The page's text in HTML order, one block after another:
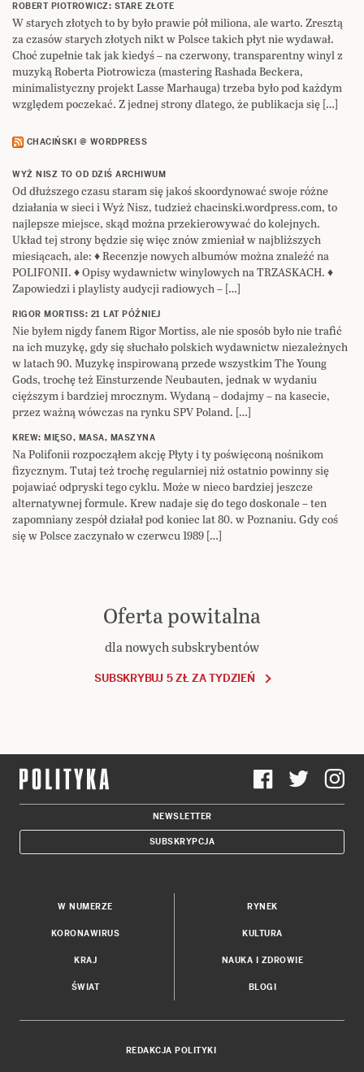
ROBERT PIOTROWICZ: STARE ZŁOTE
W starych złotych to by było prawie pół miliona, ale warto. Zresztą
za czasów starych złotych nikt w Polsce takich płyt nie wydawał.
Choć zupełnie tak jak kiedyś – na czerwony, transparentny winyl z
muzyką Roberta Piotrowicza (mastering Rashada Beckera,
minimalistyczny projekt Lasse Marhauga) trzeba było pod każdym
względem poczekać. Z jednej strony dlatego, że publikacja się […]
CHACIŃSKI @ WORDPRESS
WYŻ NISZ TO OD DZIŚ ARCHIWUM
Od dłuższego czasu staram się jakoś skoordynować swoje różne
działania w sieci i Wyż Nisz, tudzież chacinski.wordpress.com, to
najlepsze miejsce, skąd można przekierowywać do kolejnych.
Układ tej strony będzie się więc znów zmieniał w najbliższych
miesiącach, ale: ♦ Recenzje nowych albumów można znaleźć na
POLIFONII. ♦ Opisy wydawnictw winylowych na TRZASKACH. ♦
Zapowiedzi i playlisty audycji radiowych – […]
RIGOR MORTISS: 21 LAT PÓŹNIEJ
Nie byłem nigdy fanem Rigor Mortiss, ale nie sposób było nie trafić
na ich muzykę, gdy się słuchało polskich wydawnictw niezależnych
w latach 90. Muzykę inspirowaną przede wszystkim The Young
Gods, trochę też Einsturzende Neubauten, jednak w wydaniu
cięższym i bardziej mrocznym. Wydaną – dodajmy – na kasecie,
przez ważną wówczas na rynku SPV Poland. […]
KREW: MIĘSO, MASA, MASZYNA
Na Polifonii rozpocząłem akcję Płyty i ty poświęconą nośnikom
fizycznym. Tutaj też trochę regularniej niż ostatnio powinny się
pojawiać odpryski tego cyklu. Może w nieco bardziej jeszcze
alternatywnej formule. Krew nadaje się do tego doskonale – ten
zapomniany zespół działał pod koniec lat 80. w Poznaniu. Gdy coś
się w Polsce zaczynało w czerwcu 1989 […]
Oferta powitalna
dla nowych subskrybentów
SUBSKRYBUJ 5 ZŁ ZA TYDZIEŃ
NEWSLETTER
SUBSKRYPCJA
W NUMERZE
KORONAWIRUS
KRAJ
ŚWIAT
RYNEK
KULTURA
NAUKA I ZDROWIE
BLOGI
REDAKCJA POLITYKI